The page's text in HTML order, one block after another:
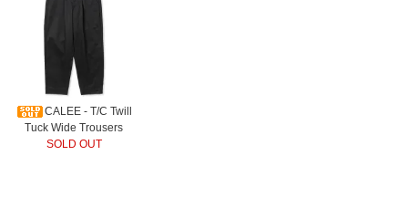
CALEE - T/C Twill
Tuck Wide Trousers
SOLD OUT